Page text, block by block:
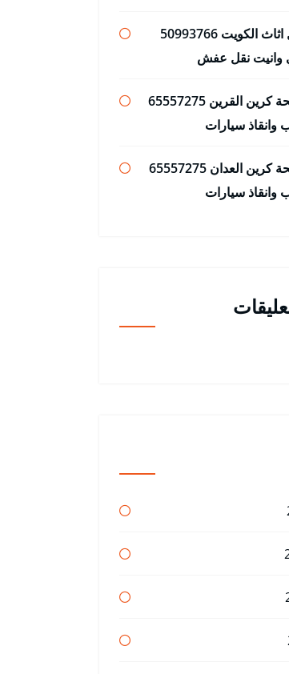
شركة نقل اثاث الكويت 50993766
وانيت نقل عفش
ونش سطحة كرين القرين 65557275
سيارات
ونش سطحة كرين العدان 65557275
سيارات